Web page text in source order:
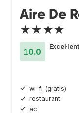
Aire De
★★★★
10.0
Excel·lent
wi-fi (gratis)
restaurant
ac